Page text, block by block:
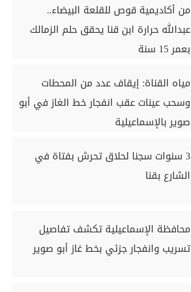
من أكاديمية قوص للقلعة البيضاء..
عبدالله حرارة ابن قنا يحقق حلم الزمالك
بعمر 15 سنة
مياه القناة: إيقاف عدد من المحطات
وسحب عينات عقب انفجار خط الغاز في أبو
صوير بالإسماعيلية
3 سنوات سجنا لحلاق تحرش بفتاة في
الشارع بقنا
محافظة الإسماعيلية تكشف تفاصيل
تسريب وانفجار جزئي بخط غاز أبو صوير